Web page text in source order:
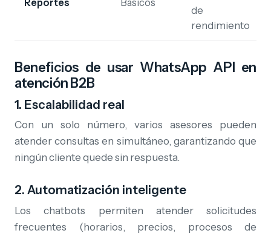
Reportes Básicos
de
rendimiento
Beneficios de usar WhatsApp API en
atención B2B
1. Escalabilidad real
Con un solo número, varios asesores pueden
atender consultas en simultáneo, garantizando que
ningún cliente quede sin respuesta.
2. Automatización inteligente
Los chatbots permiten atender solicitudes
frecuentes (horarios, precios, procesos de